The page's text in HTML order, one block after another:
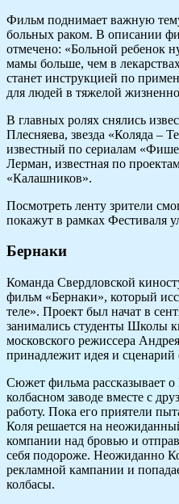
Фильм поднимает важную
больных раком. В описании
отмечено: «Больной ребенок
мамы больше, чем в
станет инструкцией по
для людей в тяжелой
В главных ролях снялись
Плесняева, звезда «Коляда –
известный по сериалам
Лерман, известная по
«Калашников».
Посмотреть ленту зрители
покажут в рамках Фестиваля
Бернаки
Команда Свердловской
фильм «Бернаки», который
теле». Проект был начат в
занимались студенты Школы
московского режиссера
принадлежит идея и сценарий
Сюжет фильма рассказывает о
колбасном заводе вместе с
работу. Пока его приятели
Коля решается на
компании над бровью и
себя подороже. Неожиданно
рекламной кампании и
колбасы.